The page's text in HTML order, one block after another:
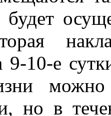
9-10-е
но в